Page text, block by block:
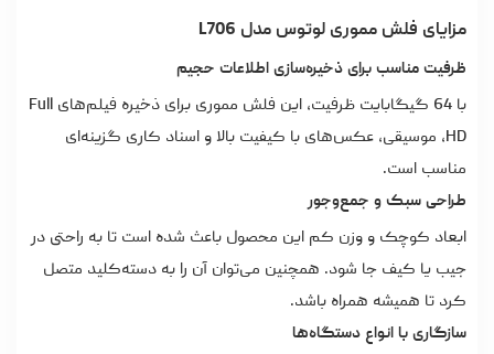
مزایای فلش مموری لوتوس مدل L706
ظرفیت مناسب برای ذخیره‌سازی اطلاعات حجیم
با 64 گیگابایت ظرفیت، این فلش مموری برای ذخیره فیلم‌های Full
HD، موسیقی، عکس‌های با کیفیت بالا و اسناد کاری گزینه‌ای
مناسب است.
طراحی سبک و جمع‌وجور
ابعاد کوچک و وزن کم این محصول باعث شده است تا به راحتی در
جیب یا کیف جا شود. همچنین می‌توان آن را به دسته‌کلید متصل
کرد تا همیشه همراه باشد.
سازگاری با انواع دستگاه‌ها